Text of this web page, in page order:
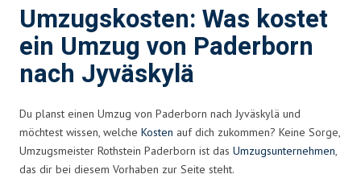
Umzugskosten: Was kostet
ein Umzug von Paderborn
nach Jyväskylä
Du planst einen Umzug von Paderborn nach Jyväskylä und
möchtest wissen, welche Kosten auf dich zukommen? Keine Sorge,
Umzugsmeister Rothstein Paderborn ist das Umzugsunternehmen,
das dir bei diesem Vorhaben zur Seite steht.